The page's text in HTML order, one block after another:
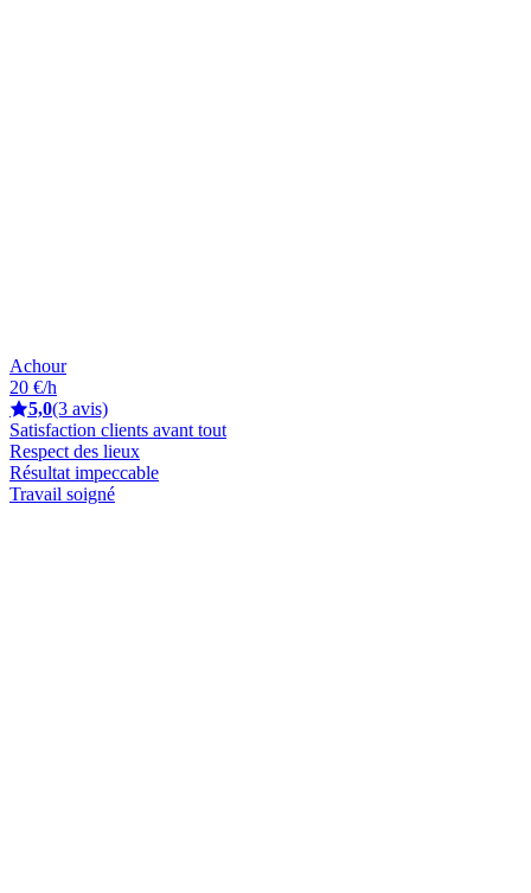
Achour
20 €/h
5,0(3 avis)
Satisfaction clients avant tout
Respect des lieux
Résultat impeccable
Travail soigné